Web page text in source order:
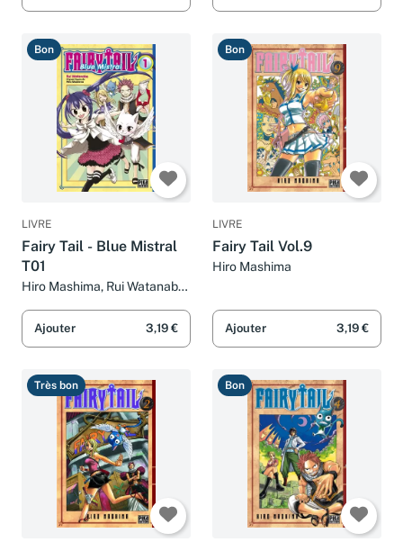
Bon
LIVRE
Fairy Tail - Blue Mistral
T01
Hiro Mashima, Rui Watanabe
Ajouter 3,19 €
Bon
LIVRE
Fairy Tail Vol.9
Hiro Mashima
Ajouter 3,19 €
Très bon Bon